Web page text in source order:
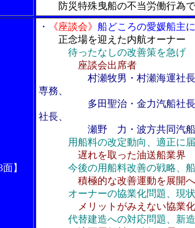
防災特殊曳船の不当労働行為で
】
・ 《座談会》 船どころの愛媛船主
正念場を迎えた内航オーナー
待ったなしの改善策を急げ
座談会出席者
村瀬牧男・村瀬海運社
専務、
多田聖治・金力汽船社長
社長、
瀬野 力・波方共同汽船
用船料の改定動向、適正に
遅れを取った油送船業界
今後の用船料改善の戦略、
積極的な改善運動を展開へ
オーナーの協業化問題、現
メリットがみえない協業化
代替建造への対応問題、新